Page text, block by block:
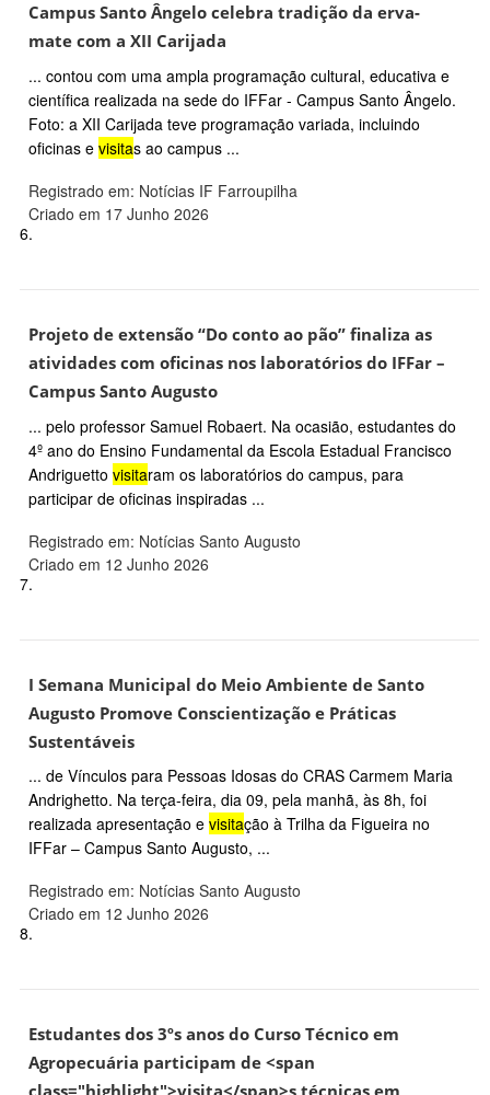
Campus Santo Ângelo celebra tradição da erva-
mate com a XII Carijada
... contou com uma ampla programação cultural, educativa e
científica realizada na sede do IFFar - Campus Santo Ângelo.
Foto: a XII Carijada teve programação variada, incluindo
oficinas e visitas ao campus ...
Registrado em: Notícias IF Farroupilha
Criado em 17 Junho 2026
6.
Projeto de extensão “Do conto ao pão” finaliza as
atividades com oficinas nos laboratórios do IFFar –
Campus Santo Augusto
... pelo professor Samuel Robaert. Na ocasião, estudantes do
4º ano do Ensino Fundamental da Escola Estadual Francisco
Andriguetto visitaram os laboratórios do campus, para
participar de oficinas inspiradas ...
Registrado em: Notícias Santo Augusto
Criado em 12 Junho 2026
7.
I Semana Municipal do Meio Ambiente de Santo
Augusto Promove Conscientização e Práticas
Sustentáveis
... de Vínculos para Pessoas Idosas do CRAS Carmem Maria
Andrighetto. Na terça-feira, dia 09, pela manhã, às 8h, foi
realizada apresentação e visitação à Trilha da Figueira no
IFFar – Campus Santo Augusto, ...
Registrado em: Notícias Santo Augusto
Criado em 12 Junho 2026
8.
Estudantes dos 3ºs anos do Curso Técnico em
Agropecuária participam de <span